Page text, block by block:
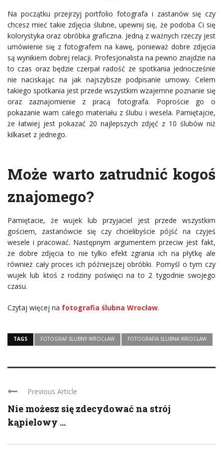
Na początku przejrzyj portfolio fotografa i zastanów się czy
chcesz mieć takie zdjęcia ślubne, upewnij się, że podoba Ci się
kolorystyka oraz obróbka graficzna. Jedną z ważnych rzeczy jest
umówienie się z fotografem na kawę, ponieważ dobre zdjęcia
są wynikiem dobrej relacji. Profesjonalista na pewno znajdzie na
to czas oraz będzie czerpał radość ze spotkania jednocześnie
nie naciskając na jak najszybsze podpisanie umowy. Celem
takiego spotkania jest przede wszystkim wzajemne poznanie się
oraz zaznajomienie z pracą fotografa. Poproście go o
pokazanie wam całego materiału z ślubu i wesela. Pamiętajcie,
że łatwiej jest pokazać 20 najlepszych zdjęć z 10 ślubów niż
kilkaset z jednego.
Może warto zatrudnić kogoś
znajomego?
Pamiętacie, że wujek lub przyjaciel jest przede wszystkim
gościem, zastanówcie się czy chcielibyście pójść na czyjeś
wesele i pracować. Następnym argumentem przeciw jest fakt,
że dobre zdjęcia to nie tylko efekt zgrania ich na płytkę ale
również cały proces ich późniejszej obróbki. Pomyśl o tym czy
wujek lub ktoś z rodziny poświęci na to 2 tygodnie swojego
czasu.
Czytaj więcej na fotografia ślubna Wrocław.
TAGS FOTOGRAF ŚLUBNY WROCŁAW FOTOGRAFIA ŚLUBNA WROCŁAW
Previous Article
Nie możesz się zdecydować na strój
kąpielowy ...